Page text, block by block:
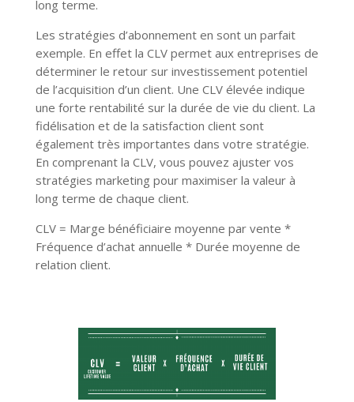
long terme.
Les stratégies d’abonnement en sont un parfait
exemple. En effet la CLV permet aux entreprises de
déterminer le retour sur investissement potentiel
de l’acquisition d’un client. Une CLV élevée indique
une forte rentabilité sur la durée de vie du client. La
fidélisation et de la satisfaction client sont
également très importantes dans votre stratégie.
En comprenant la CLV, vous pouvez ajuster vos
stratégies marketing pour maximiser la valeur à
long terme de chaque client.
CLV = Marge bénéficiaire moyenne par vente *
Fréquence d’achat annuelle * Durée moyenne de
relation client.